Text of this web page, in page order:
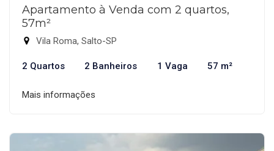
Apartamento à Venda com 2 quartos,
57m²
Vila Roma, Salto-SP
2 Quartos 2 Banheiros 1 Vaga 57 m²
Mais informações